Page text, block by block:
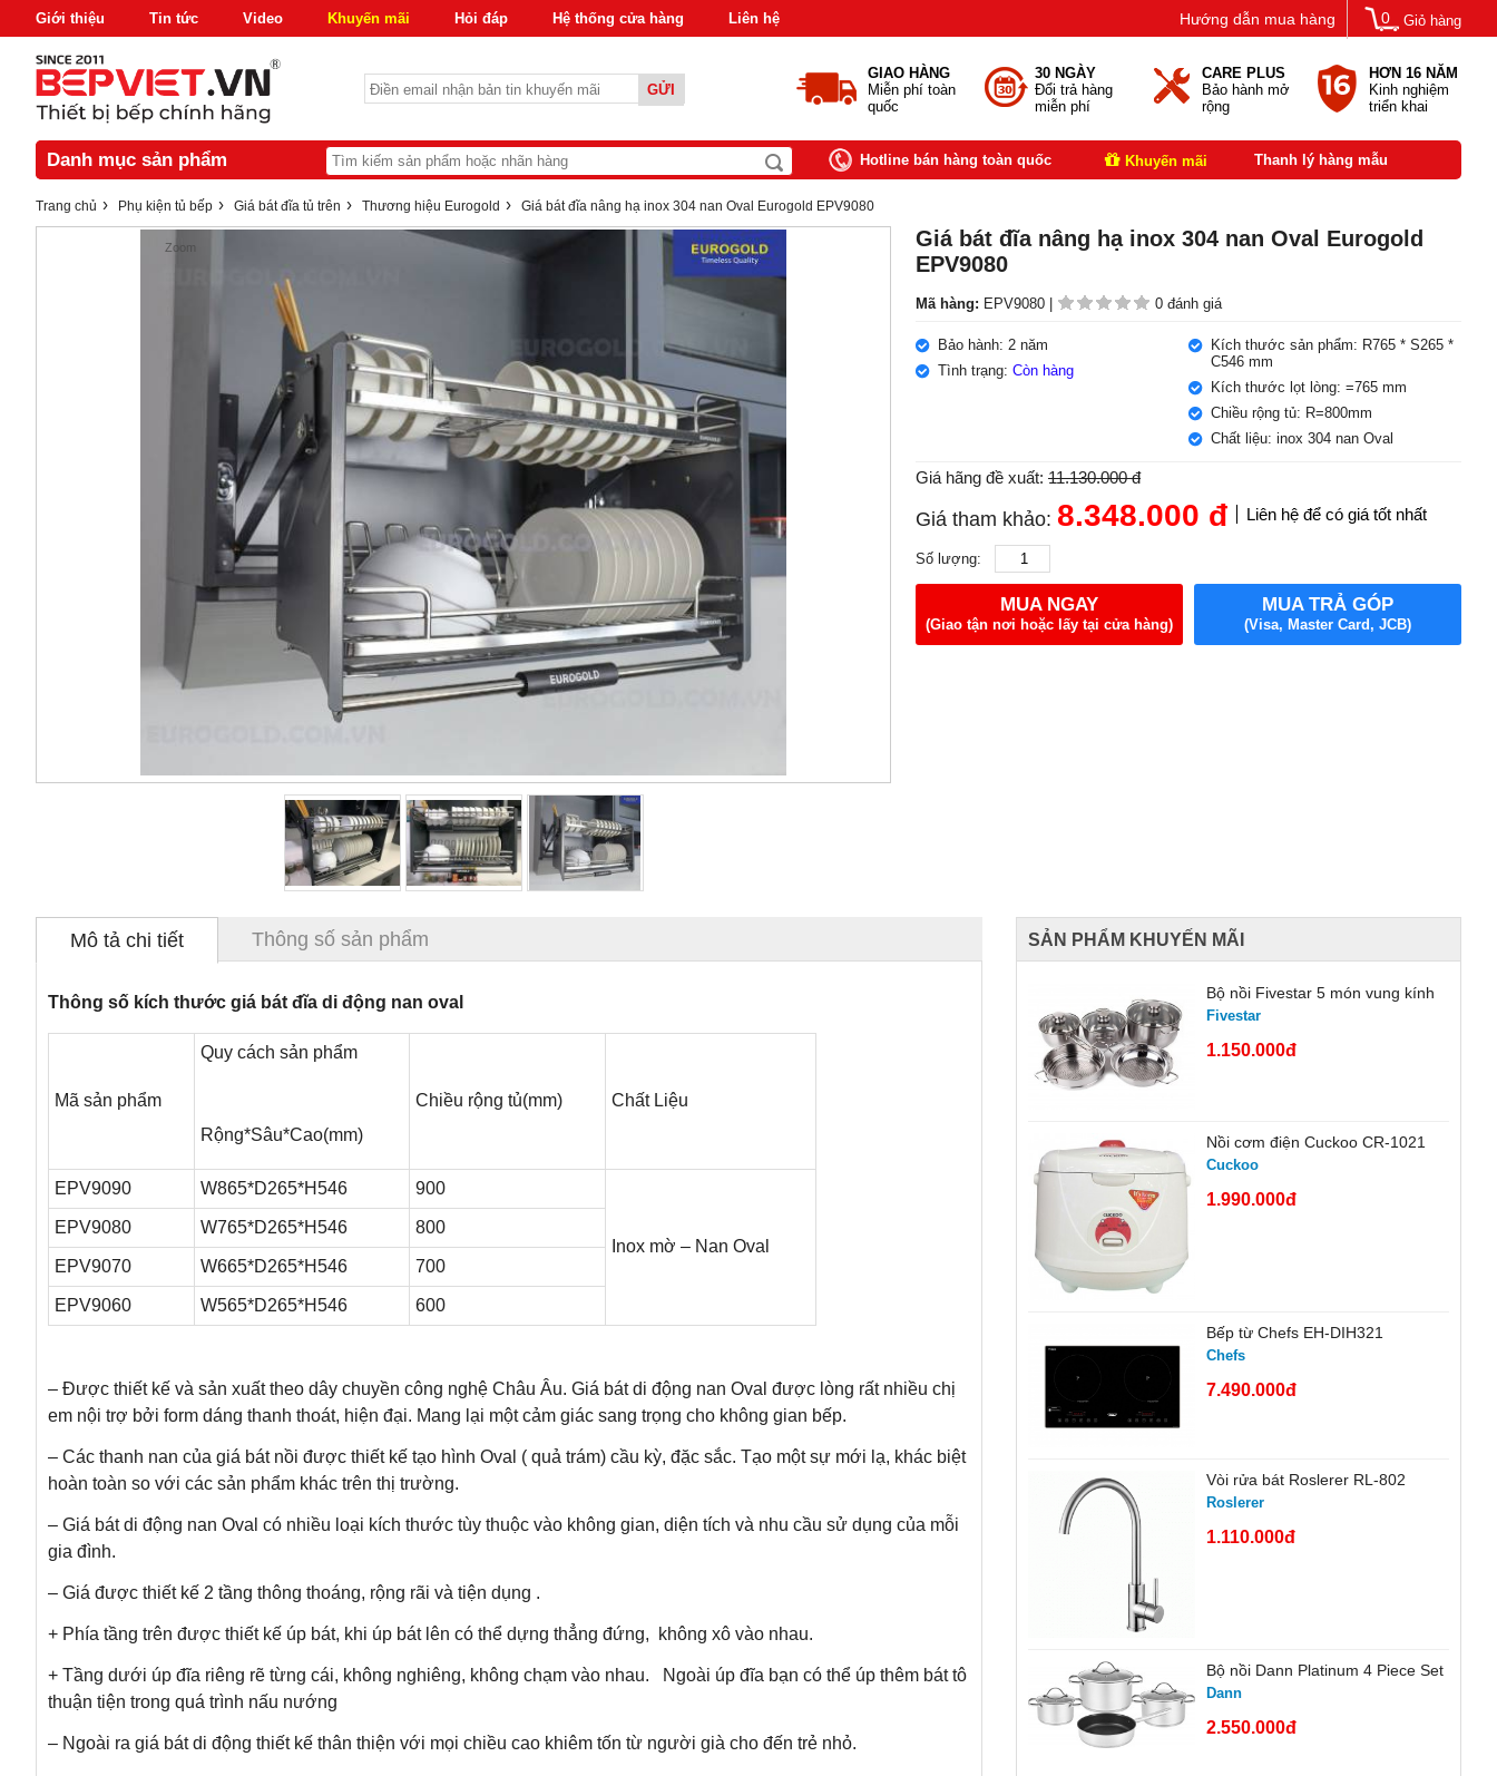
Giới thiệu Tin tức Video Khuyến mãi Hỏi đáp Hệ thống cửa hàng Liên hệ Giỏ hàng
0
Hướng dẫn mua hàng
GỬI
GIAO HÀNG
Miễn phí toàn
quốc
30 NGÀY
Đổi trả hàng
miễn phí
CARE PLUS
Bảo hành mở
rộng
HƠN 16 NĂM
Kinh nghiệm
triển khai
Danh mục sản phẩm Hotline bán hàng toàn quốc Khuyến mãi Thanh lý hàng mẫu
Trang chủ › Phụ kiện tủ bếp › Giá bát đĩa tủ trên › Thương hiệu Eurogold › Giá bát đĩa nâng hạ inox 304 nan Oval Eurogold EPV9080
Zoom
Giá bát đĩa nâng hạ inox 304 nan Oval Eurogold
EPV9080
Mã hàng: EPV9080 | 0 đánh giá
Bảo hành: 2 năm
Tình trạng: Còn hàng
Kích thước sản phẩm: R765 * S265 *
C546 mm
Kích thước lọt lòng: =765 mm
Chiều rộng tủ: R=800mm
Chất liệu: inox 304 nan Oval
Giá hãng đề xuất: 11.130.000 đ
Giá tham khảo: 8.348.000 đ Liên hệ để có giá tốt nhất
Số lượng:
MUA NGAY
(Giao tận nơi hoặc lấy tại cửa hàng)
MUA TRẢ GÓP
(Visa, Master Card, JCB)
Mô tả chi tiết Thông số sản phẩm
Thông số kích thước giá bát đĩa di động nan oval
Mã sản phẩm
Quy cách sản phẩm
Rộng*Sâu*Cao(mm)
Chiều rộng tủ(mm) Chất Liệu
EPV9090 W865*D265*H546 900
Inox mờ – Nan Oval
EPV9080 W765*D265*H546 800
EPV9070 W665*D265*H546 700
EPV9060 W565*D265*H546 600
– Được thiết kế và sản xuất theo dây chuyền công nghệ Châu Âu. Giá bát di động nan Oval được lòng rất nhiều chị
em nội trợ bởi form dáng thanh thoát, hiện đại. Mang lại một cảm giác sang trọng cho không gian bếp.
– Các thanh nan của giá bát nồi được thiết kế tạo hình Oval ( quả trám) cầu kỳ, đặc sắc. Tạo một sự mới lạ, khác biệt
hoàn toàn so với các sản phẩm khác trên thị trường.
– Giá bát di động nan Oval có nhiều loại kích thước tùy thuộc vào không gian, diện tích và nhu cầu sử dụng của mỗi
gia đình.
– Giá được thiết kế 2 tầng thông thoáng, rộng rãi và tiện dụng .
+ Phía tầng trên được thiết kế úp bát, khi úp bát lên có thể dựng thẳng đứng, không xô vào nhau.
+ Tầng dưới úp đĩa riêng rẽ từng cái, không nghiêng, không chạm vào nhau. Ngoài úp đĩa bạn có thể úp thêm bát tô
thuận tiện trong quá trình nấu nướng
– Ngoài ra giá bát di động thiết kế thân thiện với mọi chiều cao khiêm tốn từ người già cho đến trẻ nhỏ.
SẢN PHẨM KHUYẾN MÃI
Bộ nồi Fivestar 5 món vung kính
Fivestar
1.150.000đ
Nồi cơm điện Cuckoo CR-1021
Cuckoo
1.990.000đ
Bếp từ Chefs EH-DIH321
Chefs
7.490.000đ
Vòi rửa bát Roslerer RL-802
Roslerer
1.110.000đ
Bộ nồi Dann Platinum 4 Piece Set
Dann
2.550.000đ